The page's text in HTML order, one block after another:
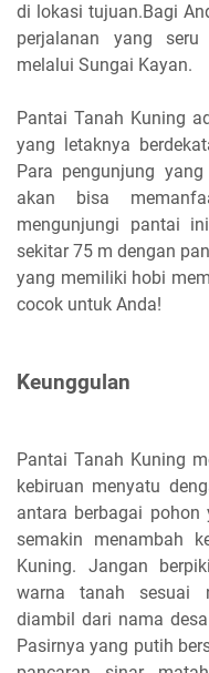
di lokasi tujuan.Bagi
perjalanan yang
melalui Sungai Kayan.
Pantai Tanah Kuning
yang letaknya
Para pengunjung
akan bisa
mengunjungi pantai
sekitar 75 m dengan
yang memiliki hobi
cocok untuk Anda!
Keunggulan
Pantai Tanah Kuning
kebiruan menyatu
antara berbagai
semakin menambah
Kuning. Jangan
warna tanah sesuai
diambil dari nama
Pasirnya yang putih